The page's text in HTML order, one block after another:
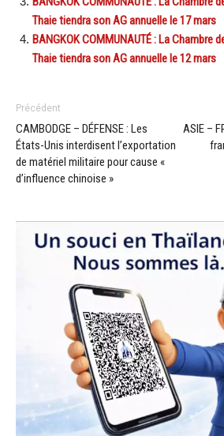
Thaie tiendra son AG annuelle le 17 mars
BANGKOK COMMUNAUTÉ : La Chambre
Thaie tiendra son AG annuelle le 12 mars
Précédent
CAMBODGE – DÉFENSE : Les
États-Unis interdisent l’exportation
de matériel militaire pour cause «
d’influence chinoise »
ASIE –